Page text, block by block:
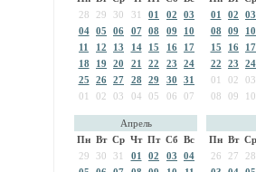
28
29 30 31 01 02
03
04
05 06 07 08 09
10
11
12 13 14 15 16
17
18
19 20 21 22 23
24
25
26 27 28 29 30
31
01
02 03 04 05 06 07
01
02
03
08
09
10
15
16
17
22
23
24
01
02
03
08
09 10
Апрель
Пн Вт Ср Чт Пт Сб Вс
29
30 31 01 02 03
04
Пн Вт Ср
26
27
28